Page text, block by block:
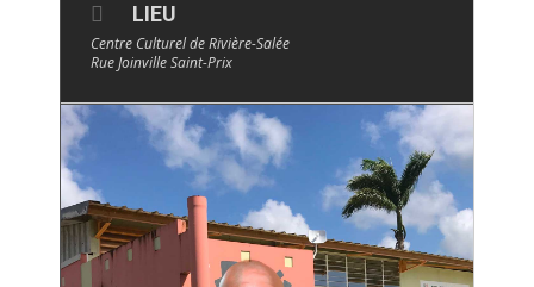
LIEU
Centre Culturel de Rivière-Salée
Rue Joinville Saint-Prix